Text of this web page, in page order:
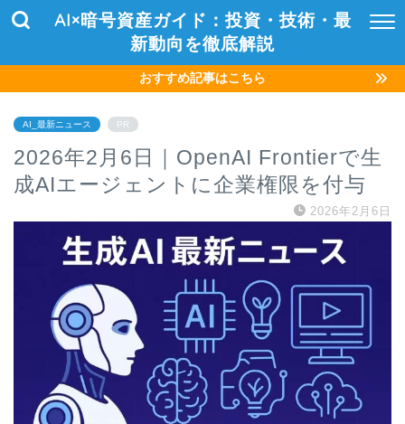
AI×暗号資産ガイド：投資・技術・最
新動向を徹底解説
おすすめ記事はこちら
AI_最新ニュース PR
2026年2月6日｜OpenAI Frontierで生
成AIエージェントに企業権限を付与
2026年2月6日